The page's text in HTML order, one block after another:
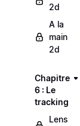
2d
A la
main
2d
Chapitre
6 : Le
tracking
Lens